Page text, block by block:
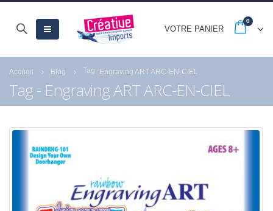
VOTRE PANIER
0
Accueil Blog Tag -Engraving ART ARC-EN-CIEL
Tag - Engraving ART ARC-EN-CIEL
Nouveautés CARTONIC®
28 mai 2026
De ravissants carnets en
papier recyclé et
-20% jusqu’au 30
French Days